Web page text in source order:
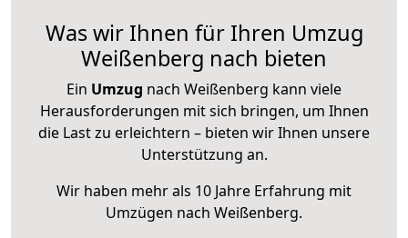
Was wir Ihnen für Ihren Umzug
Weißenberg nach bieten
Ein Umzug nach Weißenberg kann viele
Herausforderungen mit sich bringen, um Ihnen
die Last zu erleichtern – bieten wir Ihnen unsere
Unterstützung an.
Wir haben mehr als 10 Jahre Erfahrung mit
Umzügen nach Weißenberg.